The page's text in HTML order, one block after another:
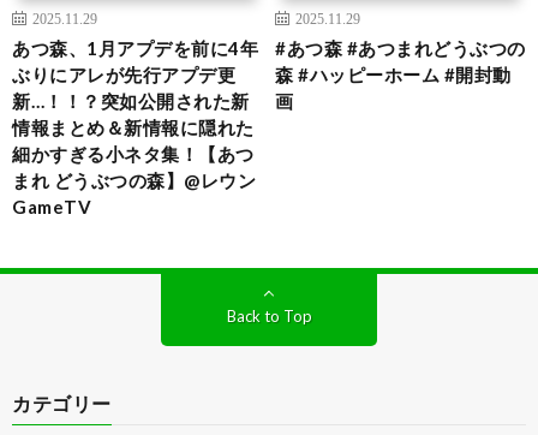
2025.11.29
あつ森、1月アプデを前に4年
ぶりにアレが先行アプデ更
新…！！？突如公開された新
情報まとめ＆新情報に隠れた
細かすぎる小ネタ集！【あつ
まれ どうぶつの森】@レウン
GameTV
2025.11.29
#あつ森 #あつまれどうぶつの
森 #ハッピーホーム #開封動
画
Back to Top
カテゴリー